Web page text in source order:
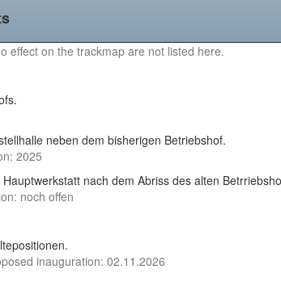
effect on the trackmap are not listed here.
neben dem bisherigen Betriebshof.
2025
nach dem Abriss des alten
noch offen
inauguration: 02.11.2026